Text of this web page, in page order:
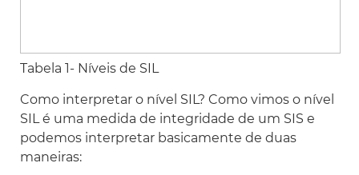
Tabela 1- Níveis de SIL
Como interpretar o nível SIL? Como vimos o nível
SIL é uma medida de integridade de um SIS e
podemos interpretar basicamente de duas
maneiras: